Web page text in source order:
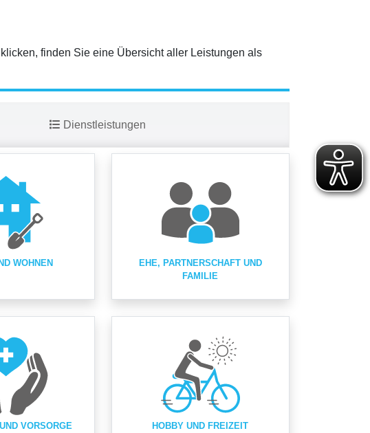
finden Sie eine Übersicht aller Leistungen als
Dienstleistungen
WOHNEN
EHE, PARTNERSCHAFT UND
FAMILIE
VORSORGE HOBBY UND FREIZEIT